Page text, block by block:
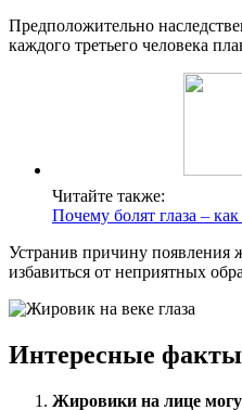
Предположительно
каждого третьего человека
Читайте также:
Почему болят глаза –
Устранив причину появления
избавиться от неприятных
Интересные факты
Жировики на лице